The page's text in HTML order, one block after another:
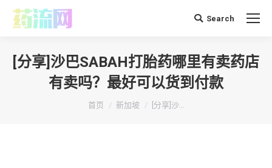
搜 Search
[分享]沙巴SABAH打胎药哪里有卖药店
有卖吗？最好可以货到付款
你在这里：
首页 新加坡 [分享]沙…